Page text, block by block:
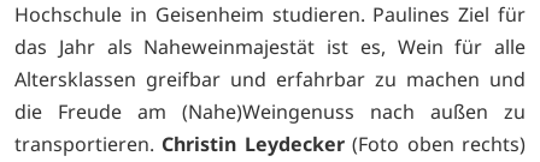
Hochschule in Geisenheim studieren. Paulines Ziel für
das Jahr als Naheweinmajestät ist es, Wein für alle
Altersklassen greifbar und erfahrbar zu machen und
die Freude am (Nahe)Weingenuss nach außen zu
transportieren. Christin Leydecker(Foto oben rechts)